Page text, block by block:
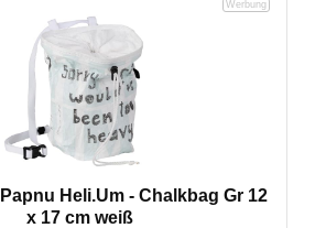
Heli.Um - Chalkbag Gr 12
x 17 cm weiß